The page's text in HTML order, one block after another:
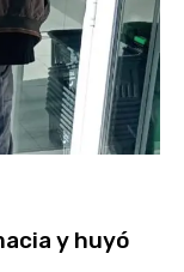
y huyó